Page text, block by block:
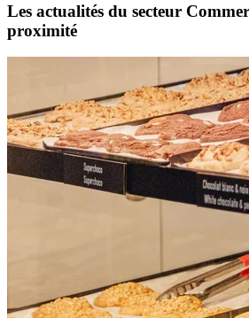
Les actualités du secteur
proximité